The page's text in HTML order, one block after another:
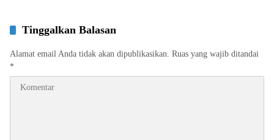
Tinggalkan Balasan
Alamat email Anda tidak akan dipublikasikan. Ruas yang wajib ditandai
*